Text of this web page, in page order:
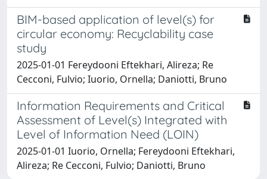
BIM-based application of level(s) for
circular economy: Recyclability case
study
2025-01-01 Fereydooni Eftekhari, Alireza; Re
Cecconi, Fulvio; Iuorio, Ornella; Daniotti, Bruno
Information Requirements and Critical
Assessment of Level(s) Integrated with
Level of Information Need (LOIN)
2025-01-01 Iuorio, Ornella; Fereydooni Eftekhari,
Alireza; Re Cecconi, Fulvio; Daniotti, Bruno